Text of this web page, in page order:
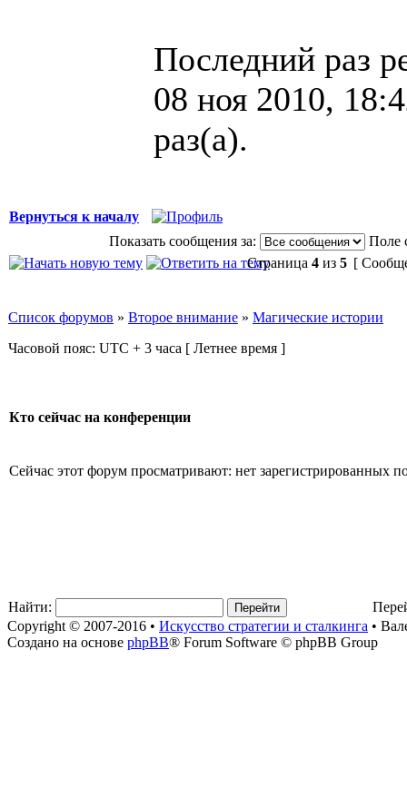
Последний раз
08 ноя 2010,
раз(а).
Вернуться к началу
Показать сообщения за:
Поле
Страница 4 из 5 [
Список форумов » Второе внимание » Магические истории
Часовой пояс: UTC + 3 часа [ Летнее время ]
Кто сейчас на конференции
Сейчас этот форум просматривают: нет зарегистрированных
Найти:
Copyright © 2007-2016 • Искусство стратегии и сталкинга •
Создано на основе phpBB® Forum Software © phpBB Group